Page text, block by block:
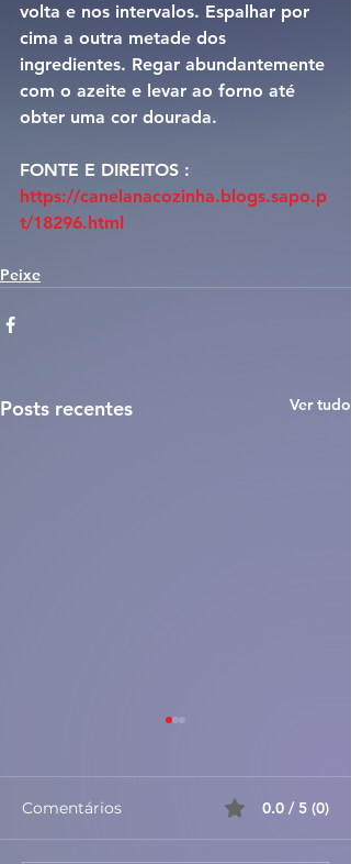
volta e nos intervalos. Espalhar por
cima a outra metade dos
ingredientes. Regar abundantemente
com o azeite e levar ao forno até
obter uma cor dourada.
FONTE E DIREITOS :
https://canelanacozinha.blogs.sapo.p
t/18296.html
Peixe
Posts recentes Ver tudo
Comentários 0.0 / 5 (0)